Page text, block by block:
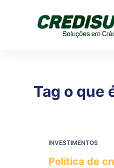
Tag o que
INVESTIMENTOS
Política de